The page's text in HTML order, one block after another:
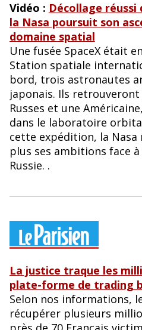
Vidéo : Décollage réussi
la Nasa poursuit son
domaine spatial
Une fusée SpaceX était
Station spatiale
bord, trois astronautes
japonais. Ils
Russes et une
dans le laboratoire
cette expédition, la
plus ses ambitions face
Russie. .
La justice traque les
plate-forme de trading
Selon nos informations,
récupérer plusieurs